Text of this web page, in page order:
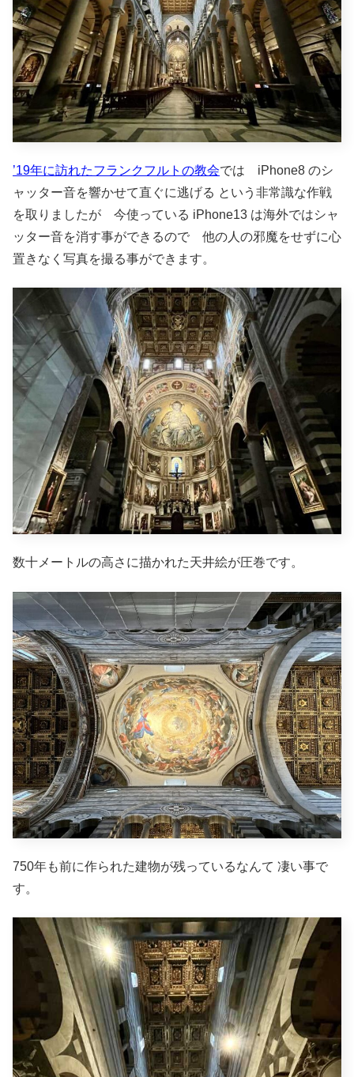
’19年に訪れたフランクフルトの教会では iPhone8 のシ
ャッター音を響かせて直ぐに逃げる という非常識な作戦
を取りましたが 今使っている iPhone13 は海外ではシャ
ッター音を消す事ができるので 他の人の邪魔をせずに心
置きなく写真を撮る事ができます。
数十メートルの高さに描かれた天井絵が圧巻です。
750年も前に作られた建物が残っているなんて 凄い事で
す。